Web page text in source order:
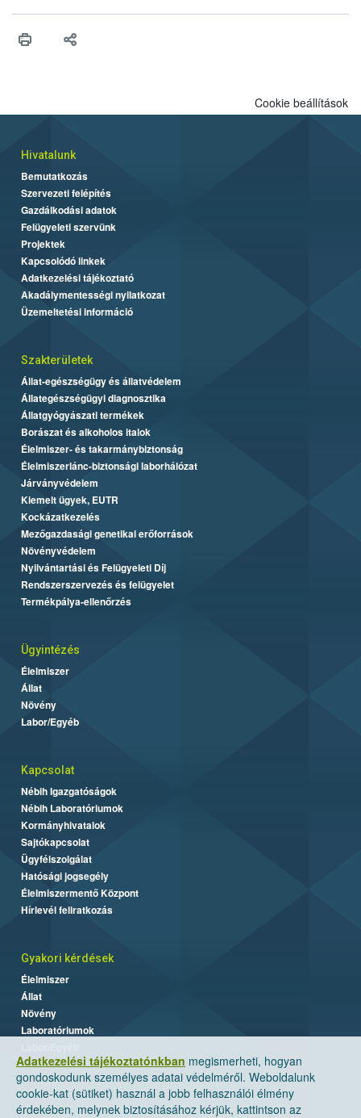
vonni az ebek viselkedésének megítélésében jártas szakértőt.
Adatkezelési tájékoztatónkban megismerheti, hogyan
gondoskodunk személyes adatai védelméről. Weboldalunk
cookie-kat (sütiket) használ a jobb felhasználói élmény
érdekében, melynek biztosításához kérjük, kattintson az
Cookie beállítások
Hivatalunk
Bemutatkozás
Szervezeti felépítés
Gazdálkodási adatok
Felügyeleti szervünk
Projektek
Kapcsolódó linkek
Adatkezelési tájékoztató
Akadálymentességi nyilatkozat
Üzemeltetési információ
Szakterületek
Állat-egészségügy és állatvédelem
Állategészségügyi diagnosztika
Állatgyógyászati termékek
Borászat és alkoholos italok
Élelmiszer- és takarmánybiztonság
Élelmiszerlánc-biztonsági laborhálózat
Járványvédelem
Kiemelt ügyek, EUTR
Kockázatkezelés
Mezőgazdasági genetikai erőforrások
Növényvédelem
Nyilvántartási és Felügyeleti Díj
Rendszerszervezés és felügyelet
Termékpálya-ellenőrzés
Ügyintézés
Élelmiszer
Állat
Növény
Labor/Egyéb
Kapcsolat
Nébih Igazgatóságok
Nébih Laboratóriumok
Kormányhivatalok
Sajtókapcsolat
Ügyfélszolgálat
Hatósági jogsegély
Élelmiszermentő Központ
Hírlevél feliratkozás
Gyakori kérdések
Élelmiszer
Állat
Növény
Laboratóriumok